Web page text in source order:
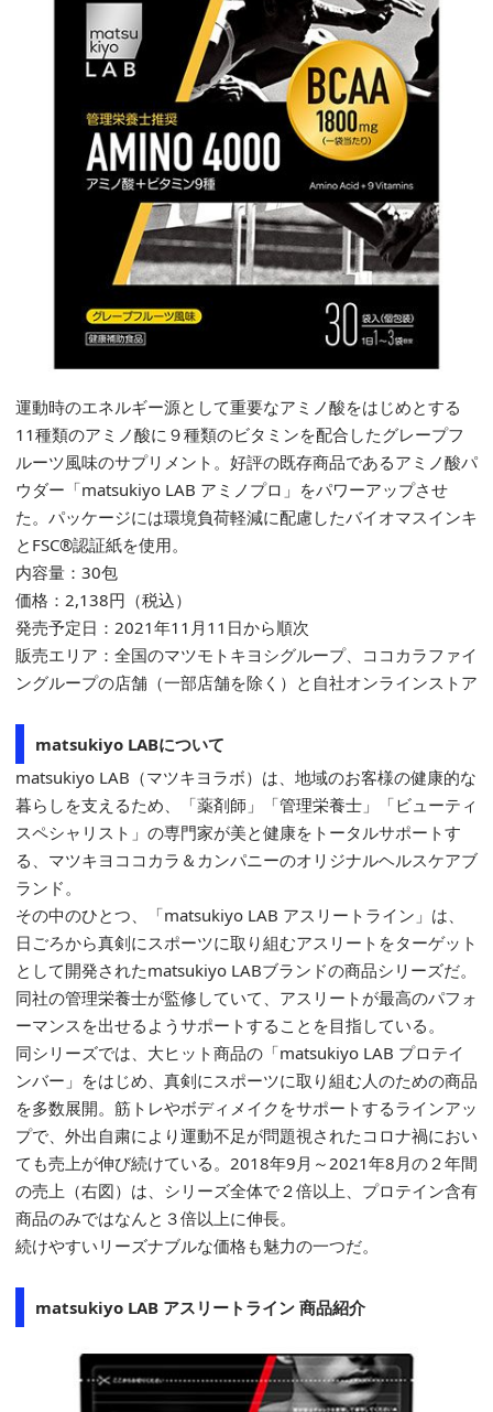
運動時のエネルギー源として重要なアミノ酸をはじめとする
11種類のアミノ酸に９種類のビタミンを配合したグレープフ
ルーツ風味のサプリメント。好評の既存商品であるアミノ酸パ
ウダー「matsukiyo LAB アミノプロ」をパワーアップさせ
た。パッケージには環境負荷軽減に配慮したバイオマスインキ
とFSC®認証紙を使用。
内容量：30包
価格：2,138円（税込）
発売予定日：2021年11月11日から順次
販売エリア：全国のマツモトキヨシグループ、ココカラファイ
ングループの店舗（一部店舗を除く）と自社オンラインストア
matsukiyo LABについて
matsukiyo LAB（マツキヨラボ）は、地域のお客様の健康的な
暮らしを支えるため、「薬剤師」「管理栄養士」「ビューティ
スペシャリスト」の専門家が美と健康をトータルサポートす
る、マツキヨココカラ＆カンパニーのオリジナルヘルスケアブ
ランド。
その中のひとつ、「matsukiyo LAB アスリートライン」は、
日ごろから真剣にスポーツに取り組むアスリートをターゲット
として開発されたmatsukiyo LABブランドの商品シリーズだ。
同社の管理栄養士が監修していて、アスリートが最高のパフォ
ーマンスを出せるようサポートすることを目指している。
同シリーズでは、大ヒット商品の「matsukiyo LAB プロテイ
ンバー」をはじめ、真剣にスポーツに取り組む人のための商品
を多数展開。筋トレやボディメイクをサポートするラインアッ
プで、外出自粛により運動不足が問題視されたコロナ禍におい
ても売上が伸び続けている。2018年9月～2021年8月の２年間
の売上（右図）は、シリーズ全体で２倍以上、プロテイン含有
商品のみではなんと３倍以上に伸長。
続けやすいリーズナブルな価格も魅力の一つだ。
matsukiyo LAB アスリートライン 商品紹介